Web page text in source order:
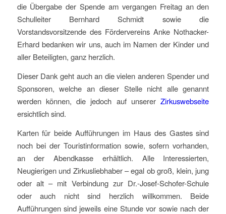
die Übergabe der Spende am vergangen Freitag an den
Schulleiter Bernhard Schmidt sowie die
Vorstandsvorsitzende des Fördervereins Anke Nothacker-
Erhard bedanken wir uns, auch im Namen der Kinder und
aller Beteiligten, ganz herzlich.
Dieser Dank geht auch an die vielen anderen Spender und
Sponsoren, welche an dieser Stelle nicht alle genannt
werden können, die jedoch auf unsererZirkuswebseite
ersichtlich sind.
Karten für beide Aufführungen im Haus des Gastes sind
noch bei der Touristinformation sowie, sofern vorhanden,
an der Abendkasse erhältlich. Alle Interessierten,
Neugierigen und Zirkusliebhaber – egal ob groß, klein, jung
oder alt – mit Verbindung zur Dr.-Josef-Schofer-Schule
oder auch nicht sind herzlich willkommen. Beide
Aufführungen sind jeweils eine Stunde vor sowie nach der